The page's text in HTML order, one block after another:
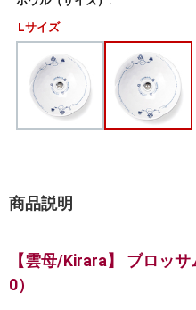
Lサイズ
商品説明
【雲母/Kirara】 ブロッ
0）